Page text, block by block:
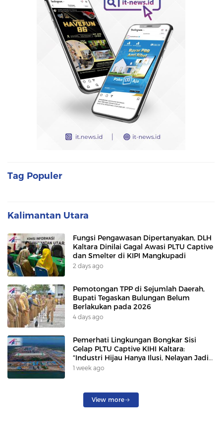
Tag Populer
Kalimantan Utara
Fungsi Pengawasan Dipertanyakan, DLH
Kaltara Dinilai Gagal Awasi PLTU Captive
dan Smelter di KIPI Mangkupadi
2 days ago
Pemotongan TPP di Sejumlah Daerah,
Bupati Tegaskan Bulungan Belum
Berlakukan pada 2026
4 days ago
Pemerhati Lingkungan Bongkar Sisi
Gelap PLTU Captive KIHI Kaltara:
“Industri Hijau Hanya Ilusi, Nelayan Jadi
Korban”
1 week ago
View more